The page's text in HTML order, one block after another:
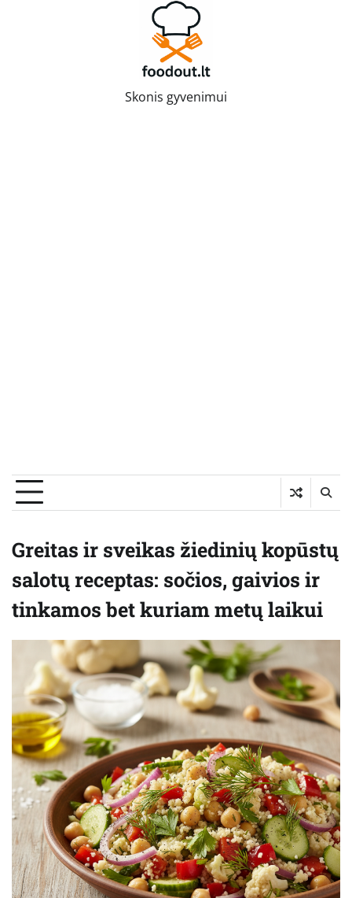
Skonis gyvenimui
Greitas ir sveikas žiedinių kopūstų
salotų receptas: sočios, gaivios ir
tinkamos bet kuriam metų laikui